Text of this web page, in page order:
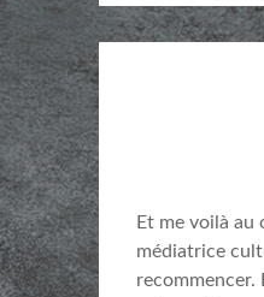
Et me voilà
médiatrice
recommencer.